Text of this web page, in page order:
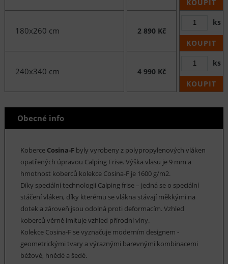
KOUPIT
180x260 cm 2 890 Kč
ks
KOUPIT
240x340 cm 4 990 Kč
ks
KOUPIT
Obecné info
Koberce Cosina-Fbyly vyrobeny z polypropylenových vláken
opatřených úpravou Calping Frise. Výška vlasu je 9 mm a
hmotnost koberců kolekce Cosina-F je 1600 g/m2.
Díky speciální technologii Calping frise – jedná se o speciální
stáčení vláken, díky kterému se vlákna stávají měkkými na
dotek a zároveň jsou odolná proti deformacím. Vzhled
koberců věrně imituje vzhled přírodní vlny.
Kolekce Cosina-F se vyznačuje moderním designem -
geometrickými tvary a výraznými barevnými kombinacemi
béžové, hnědé a šedé.